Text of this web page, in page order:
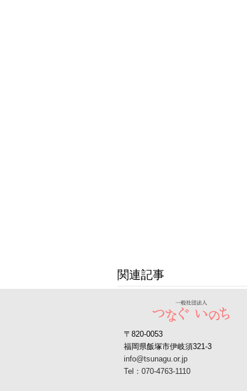
関連記事
〒820-0053
福岡県飯塚市伊岐須321-3
info@tsunagu.or.jp
Tel：070-4763-1110